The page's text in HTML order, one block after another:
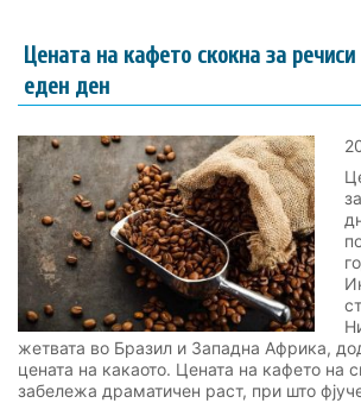
Цената на кафето скокна за
еден ден
жетвата во Бразил и Западна Африка,
цената на какаото. Цената на кафето на
забележа драматичен раст, при што